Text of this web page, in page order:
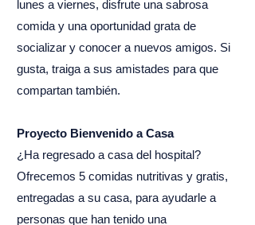
lunes a viernes, disfrute una sabrosa
comida y una oportunidad grata de
socializar y conocer a nuevos amigos. Si
gusta, traiga a sus amistades para que
compartan también.
Proyecto Bienvenido a Casa
¿Ha regresado a casa del hospital?
Ofrecemos 5 comidas nutritivas y gratis,
entregadas a su casa, para ayudarle a
personas que han tenido una